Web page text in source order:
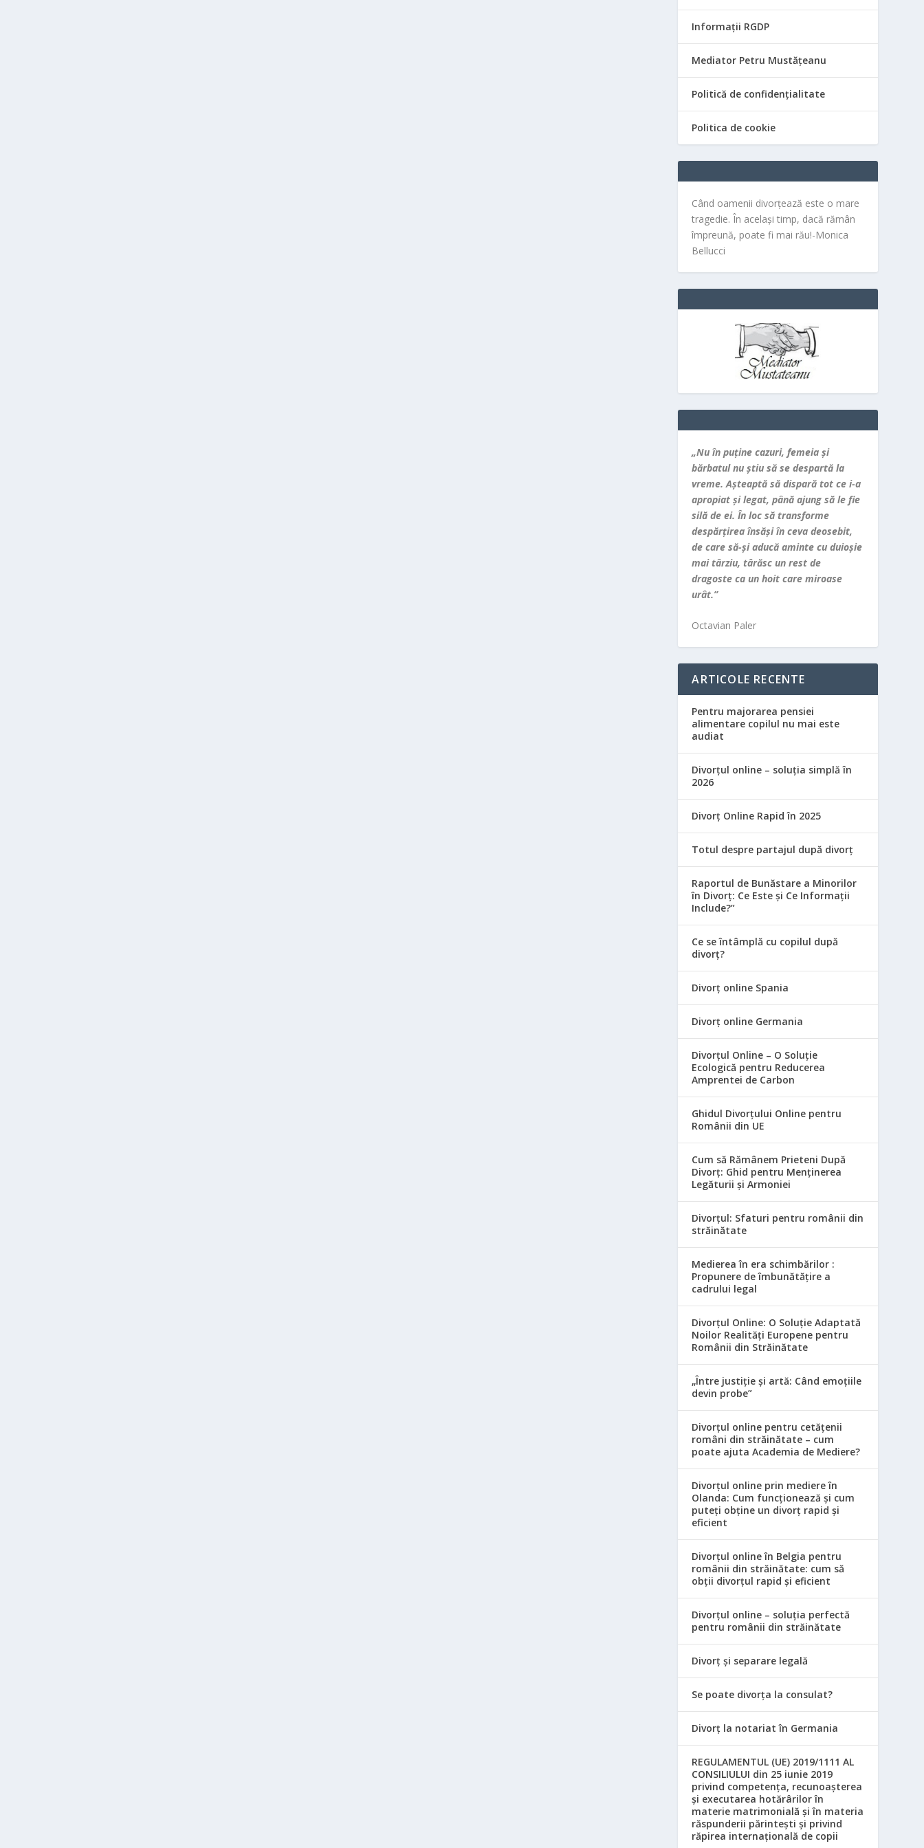
Informații RGDP
Mediator Petru Mustățeanu
Politică de confidențialitate
Politica de cookie
Când oamenii divorțează este o mare
tragedie. În același timp, dacă rămân
împreună, poate fi mai rău!-Monica
Bellucci
„Nu în puţine cazuri, femeia şi
bărbatul nu ştiu să se despartă la
vreme. Aşteaptă să dispară tot ce i-a
apropiat şi legat, până ajung să le fie
silă de ei. În loc să transforme
despărţirea însăşi în ceva deosebit,
de care să-şi aducă aminte cu duioşie
mai târziu, târăsc un rest de
dragoste ca un hoit care miroase
urât.”
Octavian Paler
ARTICOLE RECENTE
Pentru majorarea pensiei
alimentare copilul nu mai este
audiat
Divorțul online – soluția simplă în
2026
Divorț Online Rapid în 2025
Totul despre partajul după divorț
Raportul de Bunăstare a Minorilor
în Divorț: Ce Este și Ce Informații
Include?”
Ce se întâmplă cu copilul după
divorț?
Divorț online Spania
Divorț online Germania
Divorțul Online – O Soluție
Ecologică pentru Reducerea
Amprentei de Carbon
Ghidul Divorțului Online pentru
Românii din UE
Cum să Rămânem Prieteni După
Divorț: Ghid pentru Menținerea
Legăturii și Armoniei
Divorțul: Sfaturi pentru românii din
străinătate
Medierea în era schimbărilor :
Propunere de îmbunătățire a
cadrului legal
Divorțul Online: O Soluție Adaptată
Noilor Realități Europene pentru
Românii din Străinătate
„Între justiție și artă: Când emoțiile
devin probe”
Divorțul online pentru cetățenii
români din străinătate – cum
poate ajuta Academia de Mediere?
Divorțul online prin mediere în
Olanda: Cum funcționează și cum
puteți obține un divorț rapid și
eficient
Divorțul online în Belgia pentru
românii din străinătate: cum să
obții divorțul rapid și eficient
Divorțul online – soluția perfectă
pentru românii din străinătate
Divorț și separare legală
Se poate divorța la consulat?
Divorț la notariat în Germania
REGULAMENTUL (UE) 2019/1111 AL
CONSILIULUI din 25 iunie 2019
privind competența, recunoașterea
și executarea hotărârilor în
materie matrimonială și în materia
răspunderii părintești și privind
răpirea internațională de copii